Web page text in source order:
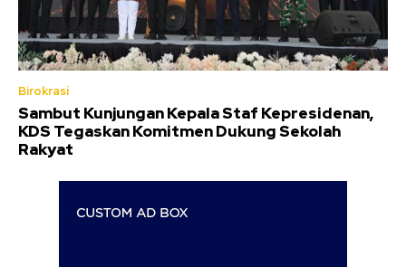
Birokrasi
Sambut Kunjungan Kepala Staf Kepresidenan,
KDS Tegaskan Komitmen Dukung Sekolah
Rakyat